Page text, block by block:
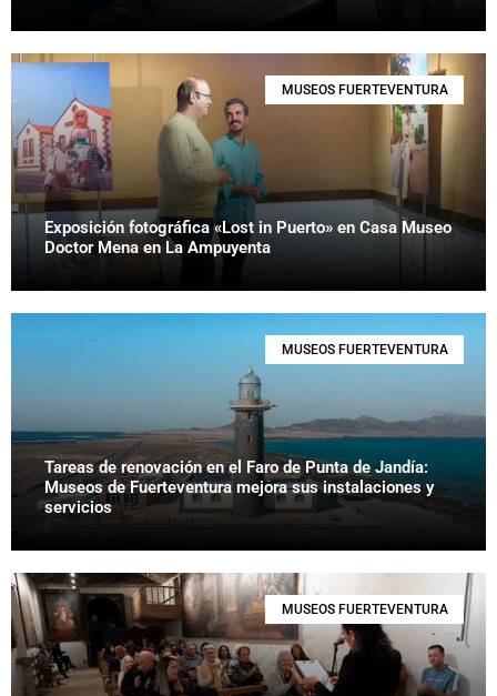
MUSEOS FUERTEVENTURA
Exposición fotográfica «Lost in Puerto» en Casa Museo
Doctor Mena en La Ampuyenta
MUSEOS FUERTEVENTURA
Tareas de renovación en el Faro de Punta de Jandía:
Museos de Fuerteventura mejora sus instalaciones y
servicios
MUSEOS FUERTEVENTURA